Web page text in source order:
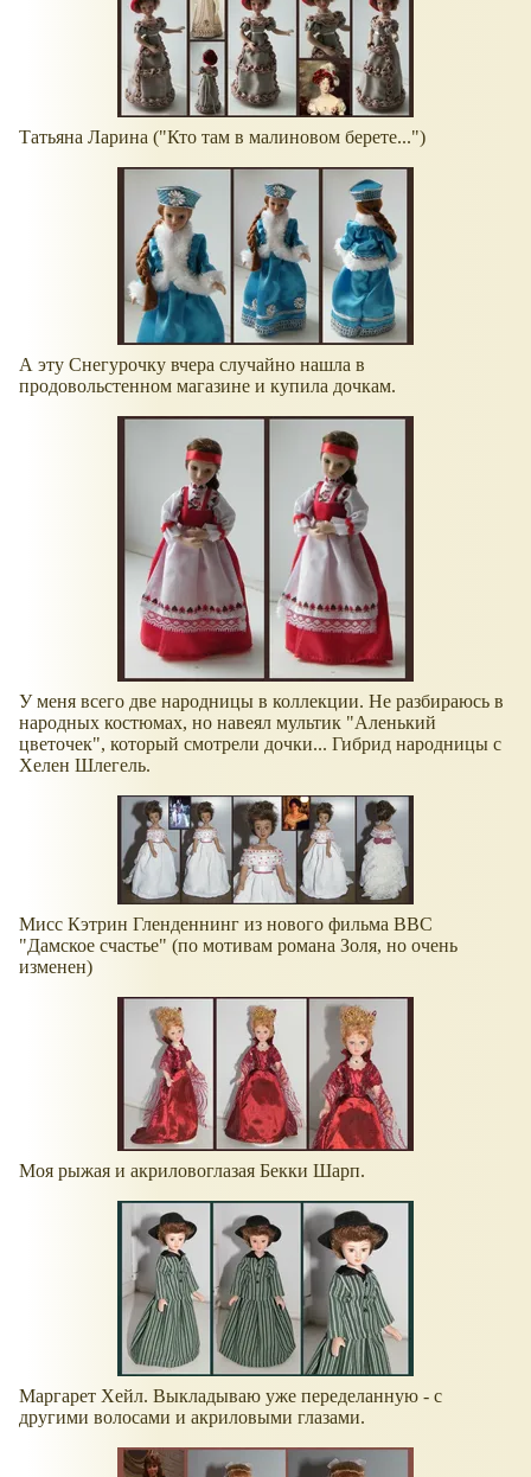
Татьяна Ларина ("Кто там в малиновом берете...")
А эту Снегурочку вчера случайно нашла в
продовольстенном магазине и купила дочкам.
У меня всего две народницы в коллекции. Не разбираюсь в
народных костюмах, но навеял мультик "Аленький
цветочек", который смотрели дочки... Гибрид народницы с
Хелен Шлегель.
Мисс Кэтрин Гленденнинг из нового фильма ВВС
"Дамское счастье" (по мотивам романа Золя, но очень
изменен)
Моя рыжая и акриловоглазая Бекки Шарп.
Маргарет Хейл. Выкладываю уже переделанную - с
другими волосами и акриловыми глазами.